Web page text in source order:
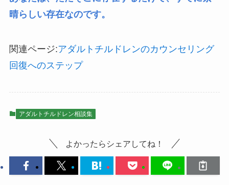
晴らしい存在なのです。
関連ページ:アダルトチルドレンのカウンセリング
回復へのステップ
アダルトチルドレン相談集
よかったらシェアしてね！